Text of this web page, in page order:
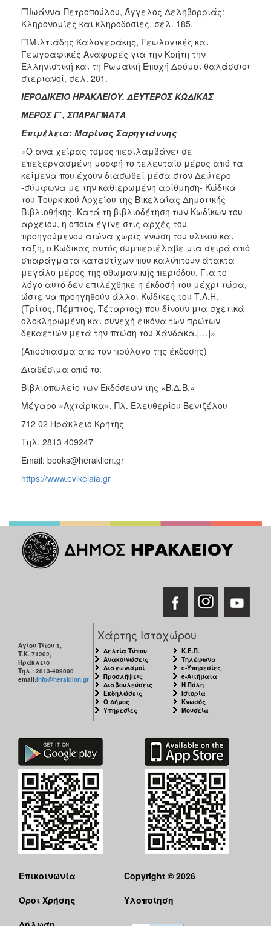
❐Ιωάννα Πετροπούλου, Άγγελος Δεληβορριάς:
Κληρονομίες και κληροδοσίες, σελ. 185.
❐Μιλτιάδης Καλογεράκης, Γεωλογικές και
Γεωγραφικές Αναφορές για την Κρήτη την
Ελληνιστική και τη Ρωμαϊκή Εποχή Δρόμοι θαλάσσιοι
στεριανοί, σελ. 201.
ΙΕΡΟΔΙΚΕΙΟ ΗΡΑΚΛΕΙΟΥ. ΔΕΥΤΕΡΟΣ ΚΩΔΙΚΑΣ
ΜΕΡΟΣ Γ΄, ΣΠΑΡΑΓΜΑΤΑ
Επιμέλεια: Μαρίνος Σαρηγιάννης
«Ο ανά χείρας τόμος περιλαμβάνει σε
επεξεργασμένη μορφή το τελευταίο μέρος από τα
κείμενα που έχουν διασωθεί μέσα στον Δεύτερο
-σύμφωνα με την καθιερωμένη αρίθμηση- Κώδικα
του Τουρκικού Αρχείου της Βικελαίας Δημοτικής
Βιβλιοθήκης. Κατά τη βιβλιοδέτηση των Κωδίκων του
αρχείου, η οποία έγινε στις αρχές του
προηγούμενου αιώνα χωρίς γνώση του υλικού και
τάξη, ο Κώδικας αυτός συμπεριέλαβε μια σειρά από
σπαράγματα καταστίχων που καλύπτουν άτακτα
μεγάλο μέρος της οθωμανικής περιόδου. Για το
λόγο αυτό δεν επιλέχθηκε η έκδοσή του μέχρι τώρα,
ώστε να προηγηθούν άλλοι Κώδικες του Τ.Α.Η.
(Τρίτος, Πέμπτος, Τέταρτος) που δίνουν μια σχετικά
ολοκληρωμένη και συνεχή εικόνα των πρώτων
δεκαετιών μετά την πτώση του Χάνδακα.[…]»
(Απόσπασμα από τον πρόλογο της έκδοσης)
Διαθέσιμα από το:
Βιβλιοπωλείο των Εκδόσεων της «Β.Δ.Β.»
Μέγαρο «Αχτάρικα», Πλ. Ελευθερίου Βενιζέλου
712 02 Ηράκλειο Κρήτης
Τηλ. 2813 409247
Email: books@heraklion.gr
https://www.evikelaia.gr
Αγίου Τίτου 1,
Τ.Κ. 71202,
Ηράκλειο
Τηλ.: 2813-409000
email:info@heraklion.gr
Χάρτης Ιστοχώρου
Δελτία Τύπου
Ανακοινώσεις
Διαγωνισμοί
Προσλήψεις
Διαβουλεύσεις
Εκδηλώσεις
Ο Δήμος
Υπηρεσίες
Κ.Ε.Π.
Τηλέφωνα
e-Υπηρεσίες
e-Αιτήματα
Η Πόλη
Ιστορία
Κνωσός
Μουσεία
Επικοινωνία
Όροι Χρήσης
Copyright © 2026
Υλοποίηση